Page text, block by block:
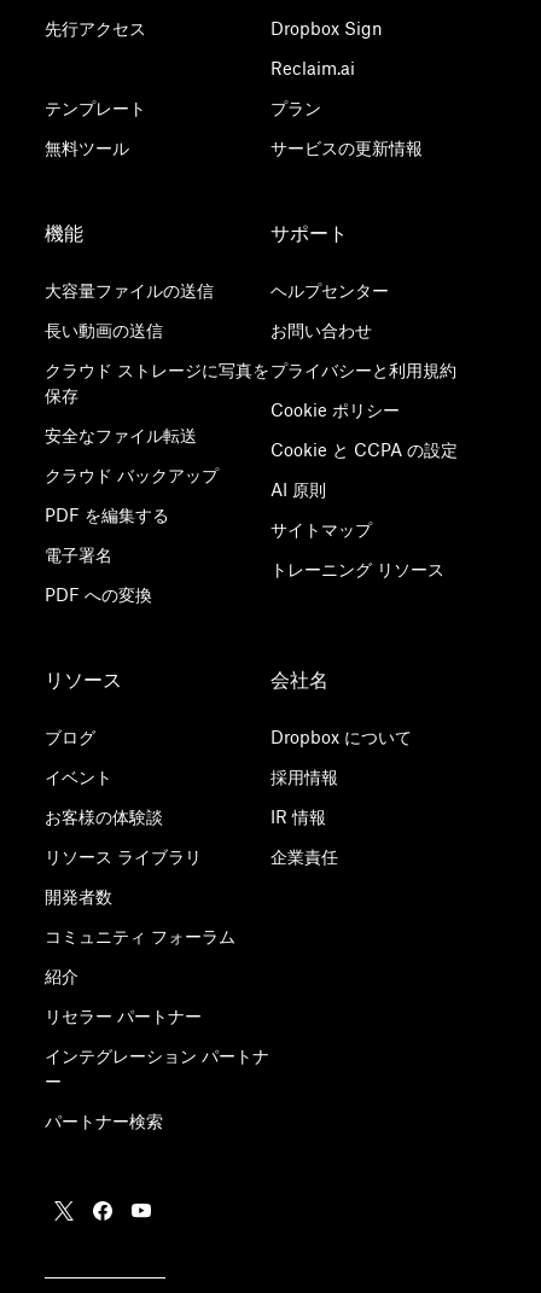
先行アクセス
テンプレート
無料ツール
Dropbox Sign
Reclaim.ai
プラン
サービスの更新情報
機能
大容量ファイルの送信
長い動画の送信
クラウド ストレージに写真を
保存
安全なファイル転送
クラウド バックアップ
PDF を編集する
電子署名
PDF への変換
サポート
ヘルプセンター
お問い合わせ
プライバシーと利用規約
Cookie ポリシー
Cookie と CCPA の設定
AI 原則
サイトマップ
トレーニング リソース
リソース
ブログ
イベント
お客様の体験談
リソース ライブラリ
開発者数
コミュニティ フォーラム
紹介
リセラー パートナー
インテグレーション パートナ
ー
パートナー検索
会社名
Dropbox について
採用情報
IR 情報
企業責任